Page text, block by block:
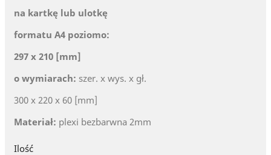
na kartkę lub ulotkę
formatu A4 poziomo:
297 x 210 [mm]
o wymiarach: szer. x wys. x gł.
300 x 220 x 60 [mm]
Materiał: plexi bezbarwna 2mm
Ilość